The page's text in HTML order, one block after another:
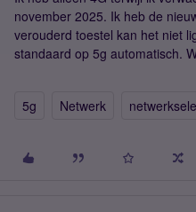
november 2025. Ik heb de
verouderd toestel kan het niet
standaard op 5g automatisch.
5g Netwerk